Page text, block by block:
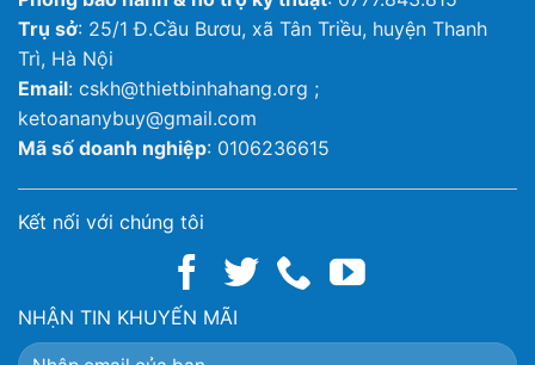
Trụ sở: 25/1 Đ.Cầu Bươu, xã Tân Triều, huyện Thanh
Trì, Hà Nội
Email: cskh@thietbinhahang.org ;
ketoananybuy@gmail.com
Mã số doanh nghiệp: 0106236615
Kết nối với chúng tôi
NHẬN TIN KHUYẾN MÃI